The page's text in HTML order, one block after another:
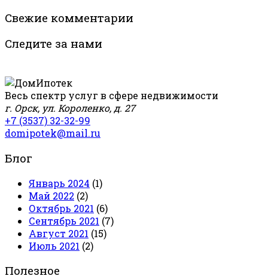
Свежие комментарии
Следите за нами
Весь спектр услуг в сфере недвижимости
г. Орск, ул. Короленко, д. 27
+7 (3537) 32-32-99
domipotek@mail.ru
Блог
Январь 2024 (1)
Май 2022 (2)
Октябрь 2021 (6)
Сентябрь 2021 (7)
Август 2021 (15)
Июль 2021 (2)
Полезное